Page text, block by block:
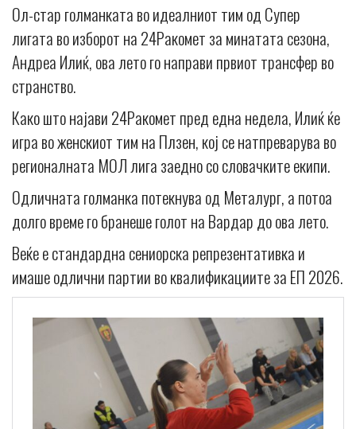
Ол-стар голманката во идеалниот тим од Супер
лигата во изборот на 24Ракомет за минатата сезона,
Андреа Илиќ, ова лето го направи првиот трансфер во
странство.
Како што најави 24Ракомет пред една недела, Илиќ ќе
игра во женскиот тим на Плзен, кој се натпреварува во
регионалната МОЛ лига заедно со словачките екипи.
Одличната голманка потекнува од Металург, а потоа
долго време го бранеше голот на Вардар до ова лето.
Веќе е стандардна сениорска репрезентативка и
имаше одлични партии во квалификациите за ЕП 2026.